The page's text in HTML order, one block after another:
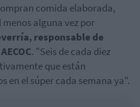
comida elaborada,
alguna vez por
responsable de
. "Seis de cada diez
que están
en el súper cada semana ya".